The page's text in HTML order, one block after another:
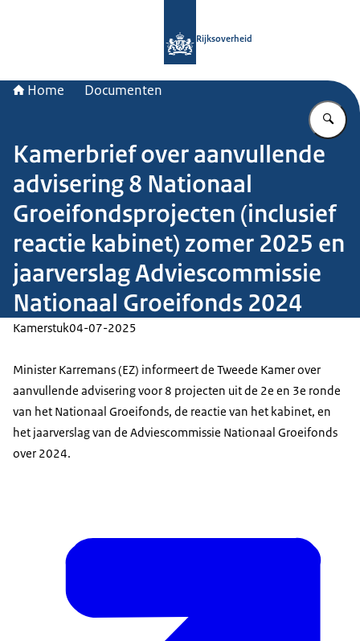
Rijksoverheid
Home Documenten
Kamerbrief over aanvullende
advisering 8 Nationaal
Groeifondsprojecten (inclusief
reactie kabinet) zomer 2025 en
jaarverslag Adviescommissie
Nationaal Groeifonds 2024
Kamerstuk04-07-2025
Minister Karremans (EZ) informeert de Tweede Kamer over
aanvullende advisering voor 8 projecten uit de 2e en 3e ronde
van het Nationaal Groeifonds, de reactie van het kabinet, en
het jaarverslag van de Adviescommissie Nationaal Groeifonds
over 2024.